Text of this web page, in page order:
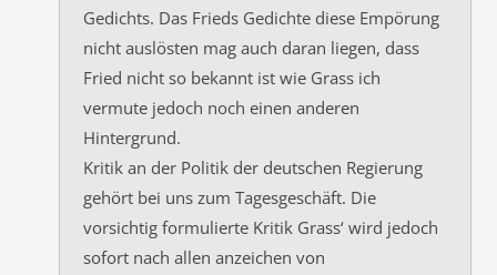
Gedichts. Das Frieds Gedichte diese Empörung
nicht auslösten mag auch daran liegen, dass
Fried nicht so bekannt ist wie Grass ich
vermute jedoch noch einen anderen
Hintergrund.
Kritik an der Politik der deutschen Regierung
gehört bei uns zum Tagesgeschäft. Die
vorsichtig formulierte Kritik Grass‘ wird jedoch
sofort nach allen anzeichen von